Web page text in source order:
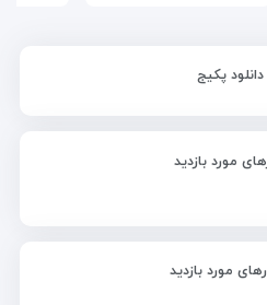
دانلود پکیج
مورد بازدید
مورد بازدید